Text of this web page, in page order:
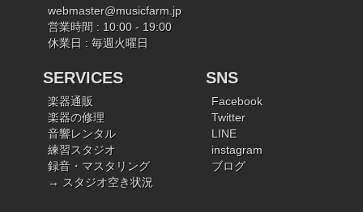
webmaster@musicfarm.jp
営業時間 : 10:00 - 19:00
休業日 : 毎週火曜日
SERVICES
楽器通販
楽器の修理
音響レンタル
練習スタジオ
録音・マスタリング
→ スタジオ空き状況
SNS
Facebook
Twitter
LINE
instagram
ブログ